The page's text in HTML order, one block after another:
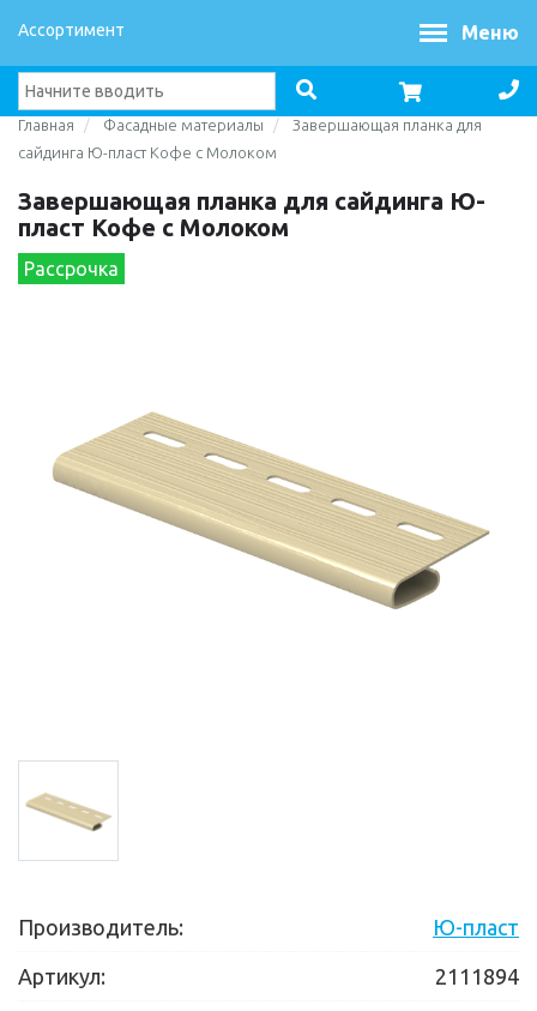
Ассортимент Меню
Главная Фасадные материалы
Завершающая планка для
сайдинга Ю-пласт Кофе с Молоком
Завершающая планка для сайдинга Ю-
пласт Кофе с Молоком
Рассрочка
Производитель: Ю-пласт
Артикул: 2111894